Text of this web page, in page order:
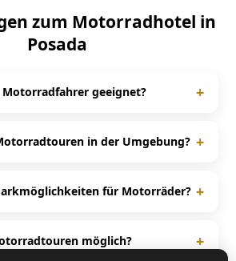
zum Motorradhotel in
Posada
geeignet? +
ausgerichtet und bietet passende
in der Umgebung? +
und beliebte Motorradtouren.
für Motorräder? +
spezielle Motorradparkplätze für
möglich? +